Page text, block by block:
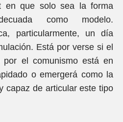
en que solo sea la forma
como modelo.
particularmente, un día
Está por verse si el
por el comunismo está en
o emergerá como la
capaz de articular este tipo